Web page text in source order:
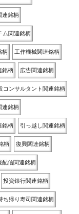
連銘柄
ム関連銘柄
柄 工作機械関連銘柄
銘柄 広告関連銘柄
コンサルタント関連銘柄
連銘柄
銘柄 引っ越し関連銘柄
柄 復興関連銘柄
配信関連銘柄
投資銀行関連銘柄
ち帰り寿司関連銘柄